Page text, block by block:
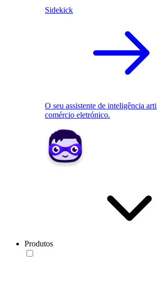
Sidekick
O seu assistente de inteligência
comércio eletrónico.
Produtos